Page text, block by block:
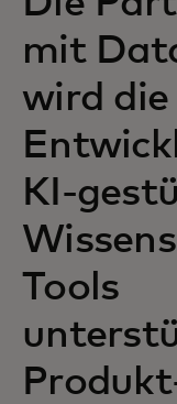
mit
wird die
KI-
Tools